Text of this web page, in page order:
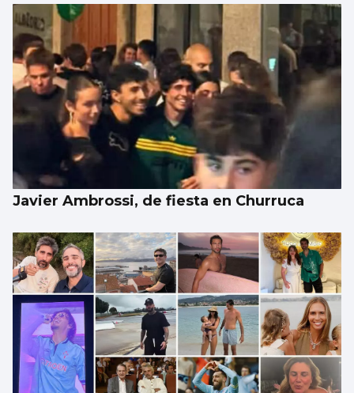
Javier Ambrossi, de fiesta en Churruca